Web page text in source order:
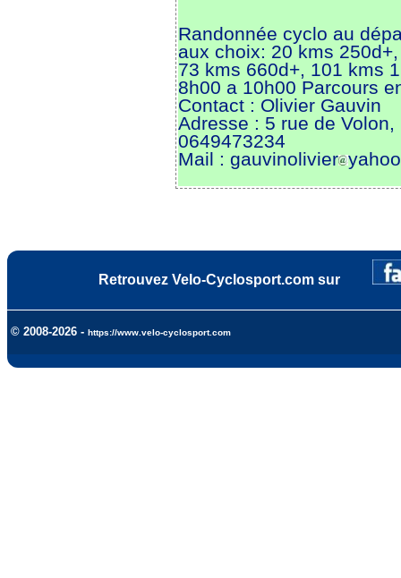
Randonnée cyclo au
aux choix: 20 kms
73 kms 660d+, 101 kms
8h00 a 10h00 Parcours
Contact : Olivier Gauvin
Adresse : 5 rue de
0649473234
Mail : gauvinolivier
Retrouvez Velo-Cyclosport.com sur
© 2008-2026 - https://www.velo-cyclosport.com